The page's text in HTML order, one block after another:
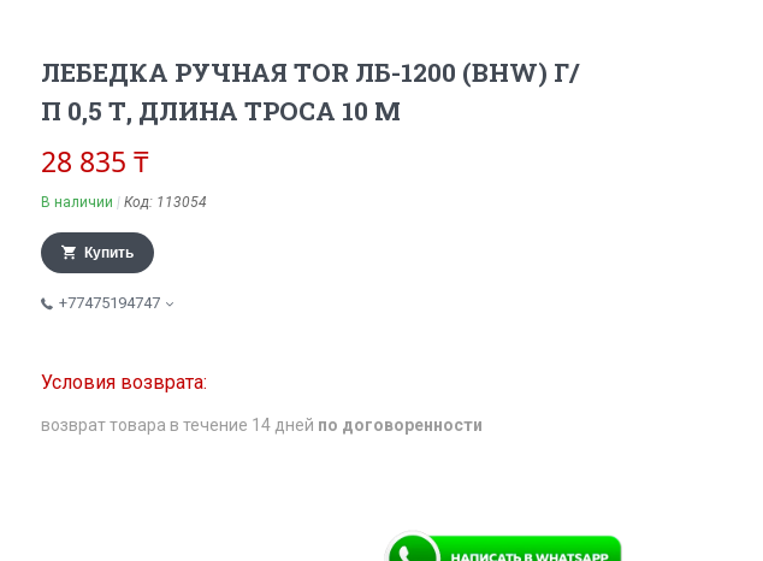
ЛЕБЕДКА РУЧНАЯ TOR ЛБ-1200 (BHW) Г/
П 0,5 Т, ДЛИНА ТРОСА 10 М
28 835 ₸
В наличии Код: 113054
Купить
+77475194747
возврат товара в течение 14 дней по договоренности